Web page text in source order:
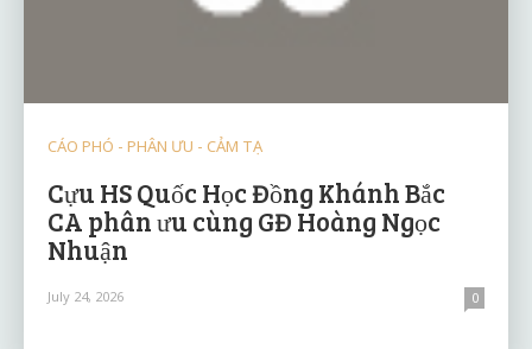
CÁO PHÓ - PHÂN ƯU - CẢM TẠ
Cựu HS Quốc Học Đồng Khánh Bắc
CA phân ưu cùng GĐ Hoàng Ngọc
Nhuận
July 24, 2026 0